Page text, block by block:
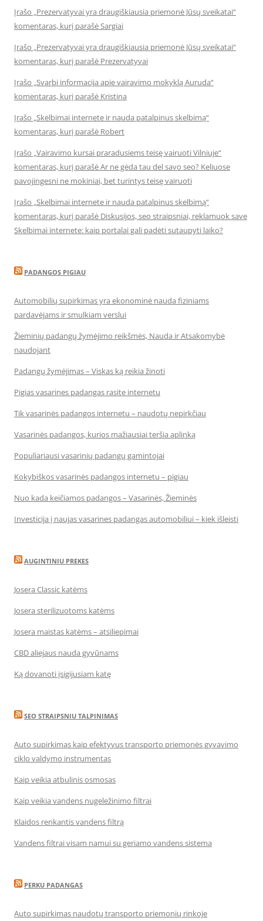
Įrašo „Prezervatyvai yra draugiškiausia priemonė Jūsų sveikatai“
komentaras, kurį parašė Sargiai
Įrašo „Prezervatyvai yra draugiškiausia priemonė Jūsų sveikatai“
komentaras, kurį parašė Prezervatyvai
Įrašo „Svarbi informacija apie vairavimo mokyklą Auruda“
komentaras, kurį parašė Kristina
Įrašo „Skelbimai internete ir nauda patalpinus skelbimą“
komentaras, kurį parašė Robert
Įrašo „Vairavimo kursai praradusiems teisę vairuoti Vilniuje“
komentaras, kurį parašė Ar ne gėda tau del savo seo? Keliuose
pavojingesni ne mokiniai, bet turintys teisę vairuoti
Įrašo „Skelbimai internete ir nauda patalpinus skelbimą“
komentaras, kurį parašė Diskusijos, seo straipsniai, reklamuok save
Skelbimai internete: kaip portalai gali padėti sutaupyti laiko?
PADANGOS PIGIAU
Automobilių supirkimas yra ekonominė nauda fiziniams
pardavėjams ir smulkiam verslui
Žieminių padangų žymėjimo reikšmės, Nauda ir Atsakomybė
naudojant
Padangų žymėjimas – Viskas ką reikia žinoti
Pigias vasarines padangas rasite internetu
Tik vasarinės padangos internetu – naudotų nepirkčiau
Vasarinės padangos, kurios mažiausiai teršia aplinką
Populiariausi vasarinių padangų gamintojai
Kokybiškos vasarinės padangos internetu – pigiau
Nuo kada keičiamos padangos – Vasarinės, Žieminės
Investicija į naujas vasarines padangas automobiliui – kiek išleisti
AUGINTINIU PREKES
Josera Classic katėms
Josera sterilizuotoms katėms
Josera maistas katėms – atsiliepimai
CBD aliejaus nauda gyvūnams
Ką dovanoti įsigijusiam katę
SEO STRAIPSNIU TALPINIMAS
Auto supirkimas kaip efektyvus transporto priemonės gyvavimo
ciklo valdymo instrumentas
Kaip veikia atbulinis osmosas
Kaip veikia vandens nugeležinimo filtrai
Klaidos renkantis vandens filtrą
Vandens filtrai visam namui su geriamo vandens sistema
PERKU PADANGAS
Auto supirkimas naudotų transporto priemonių rinkoje